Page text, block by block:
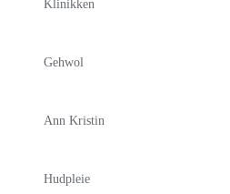
Klinikken
Gehwol
Ann Kristin
Hudpleie